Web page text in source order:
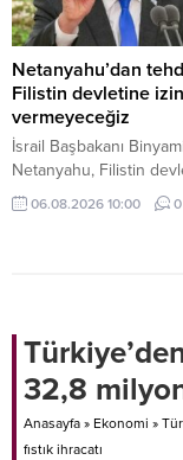
Netanyahu’dan
Filistin devletine izin
vermeyeceğiz
İsrail Başbakanı
Netanyahu, Filistin
kurulmasına kesinlikle
vermeyeceklerini
06.08.2026 10:00 0
32,8
Anasayfa » Ekonomi »
fıstık ihracatı